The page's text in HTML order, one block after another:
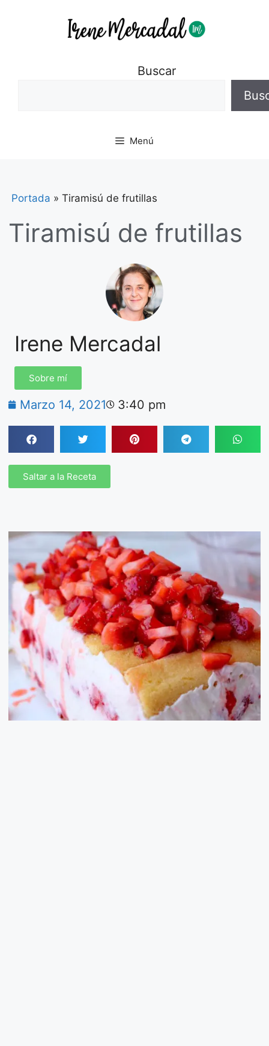
Buscar
Menú
Portada » Tiramisú de frutillas
Tiramisú de frutillas
Irene Mercadal
Sobre mí
Marzo 14, 2021 3:40 pm
Saltar a la Receta